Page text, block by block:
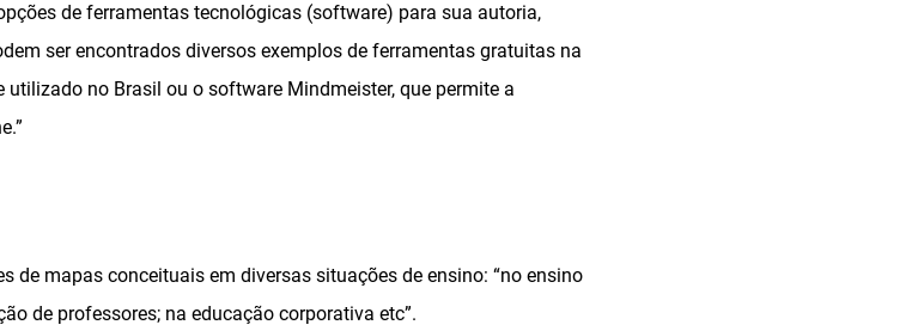
de ferramentas tecnológicas (software) para sua autoria,
ser encontrados diversos exemplos de ferramentas gratuitas na
no Brasil ou o software Mindmeister, que permite a
de mapas conceituais em diversas situações de ensino: “no ensino
de professores; na educação corporativa etc”.